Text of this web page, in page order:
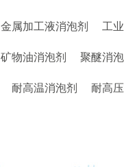
金属加工液消泡剂 工
矿物油消泡剂 聚醚消泡
耐高温消泡剂 耐高